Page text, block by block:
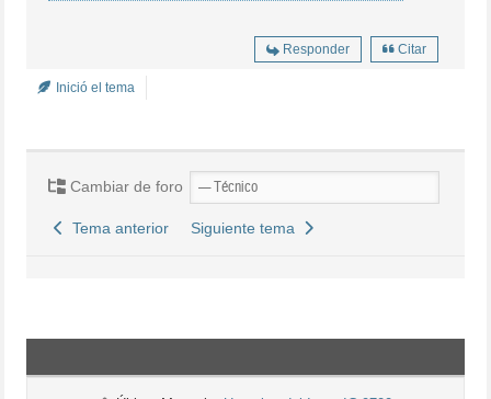
Responder Citar
Inició el tema
Cambiar de foro
Tema anterior Siguiente tema